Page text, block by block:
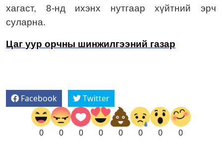
хагаст, 8-нд ихэнх нутгаар хүйтний эрч
суларна.
Цаг уур орчны шинжилгээний газар
Facebook Twitter
0 0 0 0 0 0 0 0